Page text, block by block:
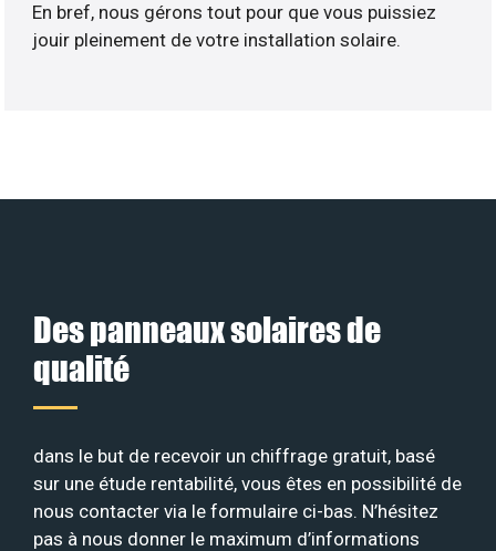
En bref, nous gérons tout pour que vous puissiez
jouir pleinement de votre installation solaire.
Des panneaux solaires de
qualité
dans le but de recevoir un chiffrage gratuit, basé
sur une étude rentabilité, vous êtes en possibilité de
nous contacter via le formulaire ci-bas. N’hésitez
pas à nous donner le maximum d’informations